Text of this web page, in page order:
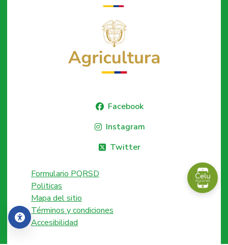
Accesibilidad
Facebook
Instagram
Twitter
Formulario PQRSD
Politicas
Mapa del sitio
Términos y condiciones
Accesibilidad